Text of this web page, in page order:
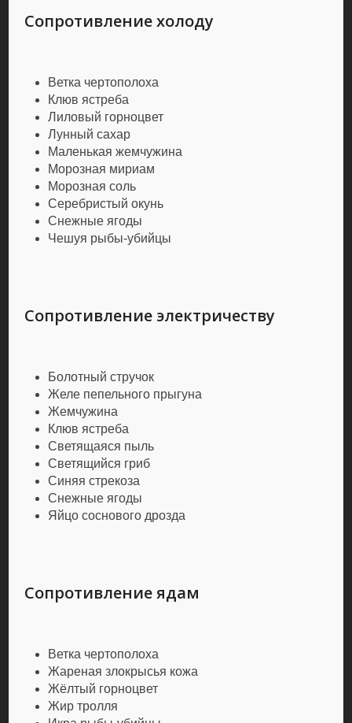
Сопротивление холоду
Ветка чертополоха
Клюв ястреба
Лиловый горноцвет
Лунный сахар
Маленькая жемчужина
Морозная мириам
Морозная соль
Серебристый окунь
Снежные ягоды
Чешуя рыбы-убийцы
Сопротивление электричеству
Болотный стручок
Желе пепельного прыгуна
Жемчужина
Клюв ястреба
Светящаяся пыль
Светящийся гриб
Синяя стрекоза
Снежные ягоды
Яйцо соснового дрозда
Сопротивление ядам
Ветка чертополоха
Жареная злокрысья кожа
Жёлтый горноцвет
Жир тролля